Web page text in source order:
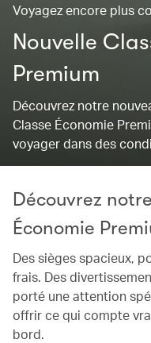
Voyagez encore plus
Nouvelle
Premium
Découvrez notre
Classe Économie
voyager dans des
Découvrez
Économie
Des sièges spacieux,
frais. Des
porté une attention
offrir ce qui compte
bord.